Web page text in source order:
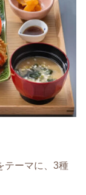
テーマに、3種